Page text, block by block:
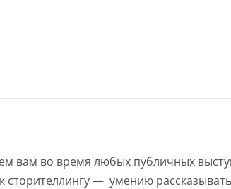
вам во время любых публичных
сторителлингу — умению рассказывать